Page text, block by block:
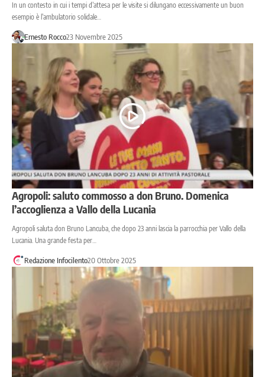
In un contesto in cui i tempi d’attesa per le visite si dilungano eccessivamente un buon
esempio è l’ambulatorio solidale…
Ernesto Rocco23 Novembre 2025
Agropoli: saluto commosso a don Bruno. Domenica
l’accoglienza a Vallo della Lucania
Agropoli saluta don Bruno Lancuba, che dopo 23 anni lascia la parrocchia per Vallo della
Lucania. Una grande festa per…
Redazione Infocilento20 Ottobre 2025